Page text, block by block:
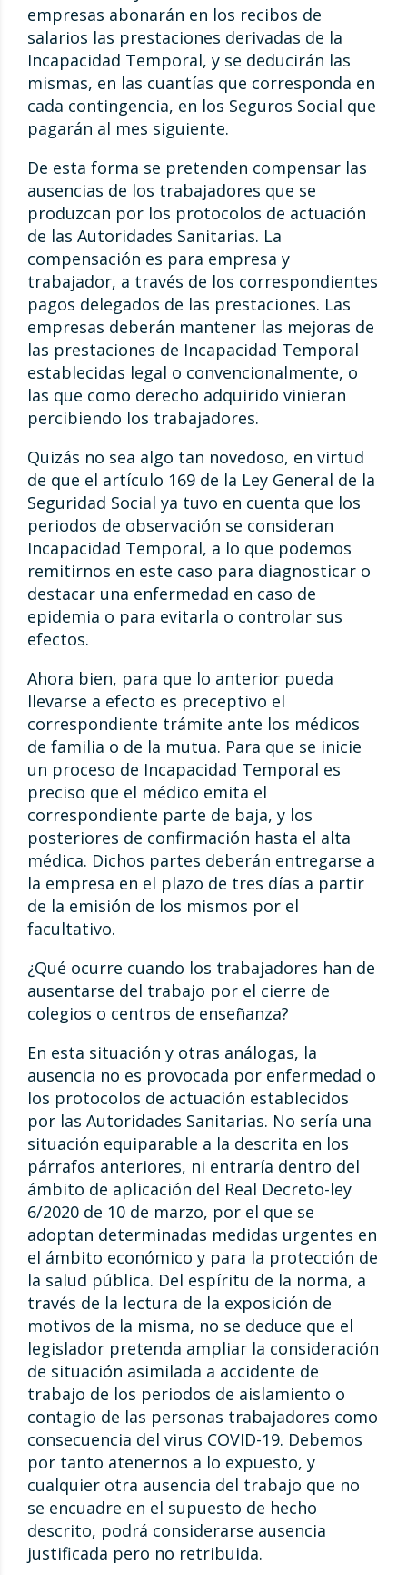
empresas abonarán en los recibos de
salarios las prestaciones derivadas de la
Incapacidad Temporal, y se deducirán las
mismas, en las cuantías que corresponda en
cada contingencia, en los Seguros Social que
pagarán al mes siguiente.
De esta forma se pretenden compensar las
ausencias de los trabajadores que se
produzcan por los protocolos de actuación
de las Autoridades Sanitarias. La
compensación es para empresa y
trabajador, a través de los correspondientes
pagos delegados de las prestaciones. Las
empresas deberán mantener las mejoras de
las prestaciones de Incapacidad Temporal
establecidas legal o convencionalmente, o
las que como derecho adquirido vinieran
percibiendo los trabajadores.
Quizás no sea algo tan novedoso, en virtud
de que el artículo 169 de la Ley General de la
Seguridad Social ya tuvo en cuenta que los
periodos de observación se consideran
Incapacidad Temporal, a lo que podemos
remitirnos en este caso para diagnosticar o
destacar una enfermedad en caso de
epidemia o para evitarla o controlar sus
efectos.
Ahora bien, para que lo anterior pueda
llevarse a efecto es preceptivo el
correspondiente trámite ante los médicos
de familia o de la mutua. Para que se inicie
un proceso de Incapacidad Temporal es
preciso que el médico emita el
correspondiente parte de baja, y los
posteriores de confirmación hasta el alta
médica. Dichos partes deberán entregarse a
la empresa en el plazo de tres días a partir
de la emisión de los mismos por el
facultativo.
¿Qué ocurre cuando los trabajadores han de
ausentarse del trabajo por el cierre de
colegios o centros de enseñanza?
En esta situación y otras análogas, la
ausencia no es provocada por enfermedad o
los protocolos de actuación establecidos
por las Autoridades Sanitarias. No sería una
situación equiparable a la descrita en los
párrafos anteriores, ni entraría dentro del
ámbito de aplicación del Real Decreto-ley
6/2020 de 10 de marzo, por el que se
adoptan determinadas medidas urgentes en
el ámbito económico y para la protección de
la salud pública. Del espíritu de la norma, a
través de la lectura de la exposición de
motivos de la misma, no se deduce que el
legislador pretenda ampliar la consideración
de situación asimilada a accidente de
trabajo de los periodos de aislamiento o
contagio de las personas trabajadores como
consecuencia del virus COVID-19. Debemos
por tanto atenernos a lo expuesto, y
cualquier otra ausencia del trabajo que no
se encuadre en el supuesto de hecho
descrito, podrá considerarse ausencia
justificada pero no retribuida.